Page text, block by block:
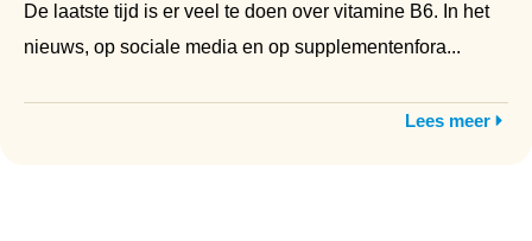
De laatste tijd is er veel te doen over vitamine B6. In het
nieuws, op sociale media en op supplementenfora...
Lees meer